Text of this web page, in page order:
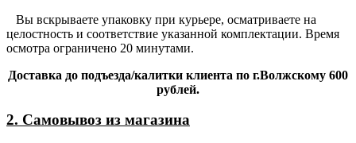
Вы вскрываете упаковку при курьере, осматриваете на
целостность и соответствие указанной комплектации. Время
осмотра ограничено 20 минутами.
Доставка до подъезда/калитки клиента по г.Волжскому 600
рублей.
2. Самовывоз из магазина